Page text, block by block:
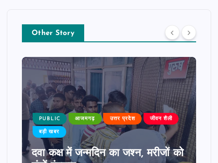
Other Story
PUBLIC आजमगढ़ उत्तर प्रदेश जीवन शैली
बड़ी खबर
दवा कक्ष में जन्मदिन का जश्न, मरीजों को